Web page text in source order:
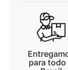
para todo